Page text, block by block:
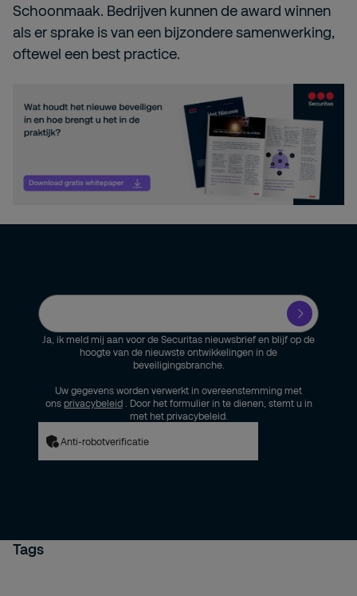
Schoonmaak. Bedrijven kunnen de award winnen
als er sprake is van een bijzondere samenwerking,
oftewel een best practice.
Ja, ik meld mij aan voor de Securitas nieuwsbrief en blijf op de
hoogte van de nieuwste ontwikkelingen in de
beveiligingsbranche.
Uw gegevens worden verwerkt in overeenstemming met
ons privacybeleid
. Door het formulier in te dienen, stemt u in
met het privacybeleid.
Anti-robotverificatie
Tags